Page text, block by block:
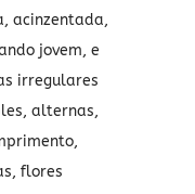
acinzentada,
jovem, e
irregulares
alternas,
flores